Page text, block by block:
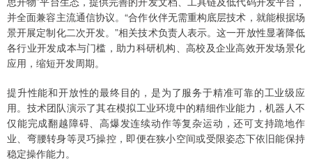
并全面兼容主流通信协议。“合作伙伴无需重构底层技术，就能根据场
景开展定制化二次开发。”相关技术负责人表示。这一开放性显著降低
各行业开发成本与门槛，助力科研机构、高校及企业高效开发场景化
应用，缩短开发周期。
提升性能和开放性的最终目的，是为了服务于精准可靠的工业级应
用。技术团队演示了其在模拟工业环境中的精细作业能力，机器人不
仅能完成翻越障碍、高爆发连续动作等复杂运动，还可支持跪地作
业、弯腰转身等灵巧操控，即便在狭小空间或受限姿态下依旧能保持
稳定操作能力。